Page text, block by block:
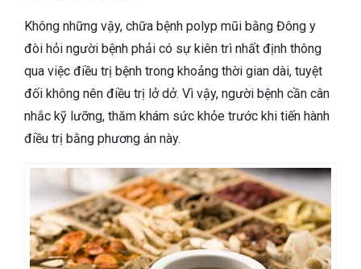
Không những vậy, chữa bệnh polyp mũi bằng Đông y
đòi hỏi người bệnh phải có sự kiên trì nhất định thông
qua việc điều trị bệnh trong khoảng thời gian dài, tuyệt
đối không nên điều trị lở dở. Vì vậy, người bệnh cần cân
nhắc kỹ lưỡng, thăm khám sức khỏe trước khi tiến hành
điều trị bằng phương án này.